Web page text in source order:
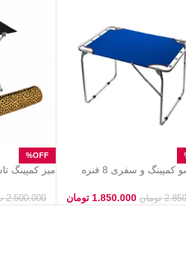
میز تاشو کمپینگ و سفری 8 فنره
مخصوص
تومان 1.850.000 تومان
و2.500.000